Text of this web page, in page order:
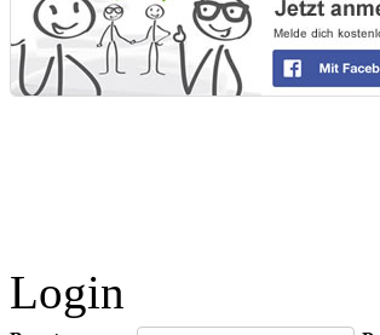
Login